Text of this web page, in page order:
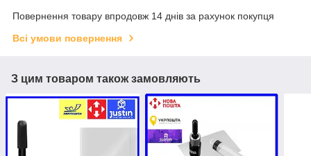
Повернення товару впродовж 14 днів за рахунок покупця
Всі умови повернення
З цим товаром також замовляють